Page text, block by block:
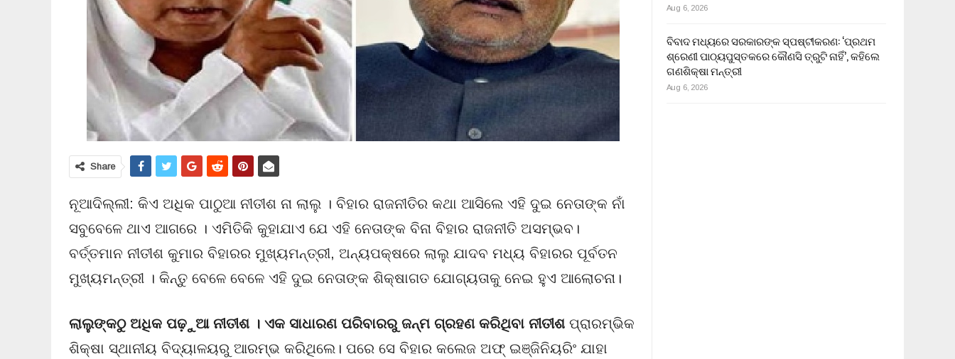
Share
ନୂଆଦିଲ୍ଲୀ: କିଏ ଅଧିକ ପାଠୁଆ ନୀତୀଶ ନା ଲାଲୁ । ବିହାର ରାଜନୀତିର କଥା ଆସିଲେ ଏହି ଦୁଇ ନେତାଙ୍କ ନାଁ
ସବୁବେଳେ ଥାଏ ଆଗରେ । ଏମିତିକି କୁହାଯାଏ ଯେ ଏହି ନେତାଙ୍କ ବିନା ବିହାର ରାଜନୀତି ଅସମ୍ଭବ।
ବର୍ତ୍ତମାନ ନୀତୀଶ କୁମାର ବିହାରର ମୁଖ୍ୟମନ୍ତ୍ରୀ, ଅନ୍ୟପକ୍ଷରେ ଲାଲୁ ଯାଦବ ମଧ୍ୟ ବିହାରର ପୂର୍ବତନ
ମୁଖ୍ୟମନ୍ତ୍ରୀ । କିନ୍ତୁ ବେଳେ ବେଳେ ଏହି ଦୁଇ ନେତାଙ୍କ ଶିକ୍ଷାଗତ ଯୋଗ୍ୟତାକୁ ନେଇ ହୁଏ ଆଲୋଚନା।
ଲାଲୁଙ୍କଠୁ ଅଧିକ ପଢ଼ୁଆ ନୀତୀଶ । ଏକ ସାଧାରଣ ପରିବାରରୁ ଜନ୍ମ ଗ୍ରହଣ କରିଥିବା ନୀତୀଶ ପ୍ରାରମ୍ଭିକ
ଶିକ୍ଷା ସ୍ଥାନୀୟ ବିଦ୍ୟାଳୟରୁ ଆରମ୍ଭ କରିଥିଲେ। ପରେ ସେ ବିହାର କଲେଜ ଅଫ୍ ଇଞ୍ଜିନିୟରିଂ ଯାହା
Aug 6, 2026
ବିବାଦ ମଧ୍ୟରେ ସରକାରଙ୍କ ସ୍ପଷ୍ଟୀକରଣ: ‘ପ୍ରଥମ
ଶ୍ରେଣୀ ପାଠ୍ୟପୁସ୍ତକରେ କୌଣସି ତ୍ରୁଟି ନାହିଁ’, କହିଲେ
ଗଣଶିକ୍ଷା ମନ୍ତ୍ରୀ
Aug 6, 2026